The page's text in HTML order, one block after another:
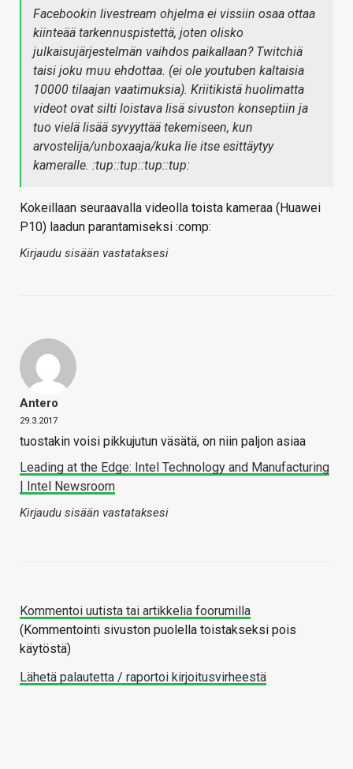
Facebookin livestream ohjelma ei vissiin osaa ottaa
kiinteää tarkennuspistettä, joten olisko
julkaisujärjestelmän vaihdos paikallaan? Twitchiä
taisi joku muu ehdottaa. (ei ole youtuben kaltaisia
10000 tilaajan vaatimuksia). Kriitikistä huolimatta
videot ovat silti loistava lisä sivuston konseptiin ja
tuo vielä lisää syvyyttää tekemiseen, kun
arvostelija/unboxaaja/kuka lie itse esittäytyy
kameralle. :tup::tup::tup::tup:
Kokeillaan seuraavalla videolla toista kameraa (Huawei
P10) laadun parantamiseksi :comp:
Kirjaudu sisään vastataksesi
Antero
29.3.2017
tuostakin voisi pikkujutun väsätä, on niin paljon asiaa
Leading at the Edge: Intel Technology and Manufacturing
| Intel Newsroom
Kirjaudu sisään vastataksesi
Kommentoi uutista tai artikkelia foorumilla
(Kommentointi sivuston puolella toistakseksi pois
käytöstä)
Lähetä palautetta / raportoi kirjoitusvirheestä